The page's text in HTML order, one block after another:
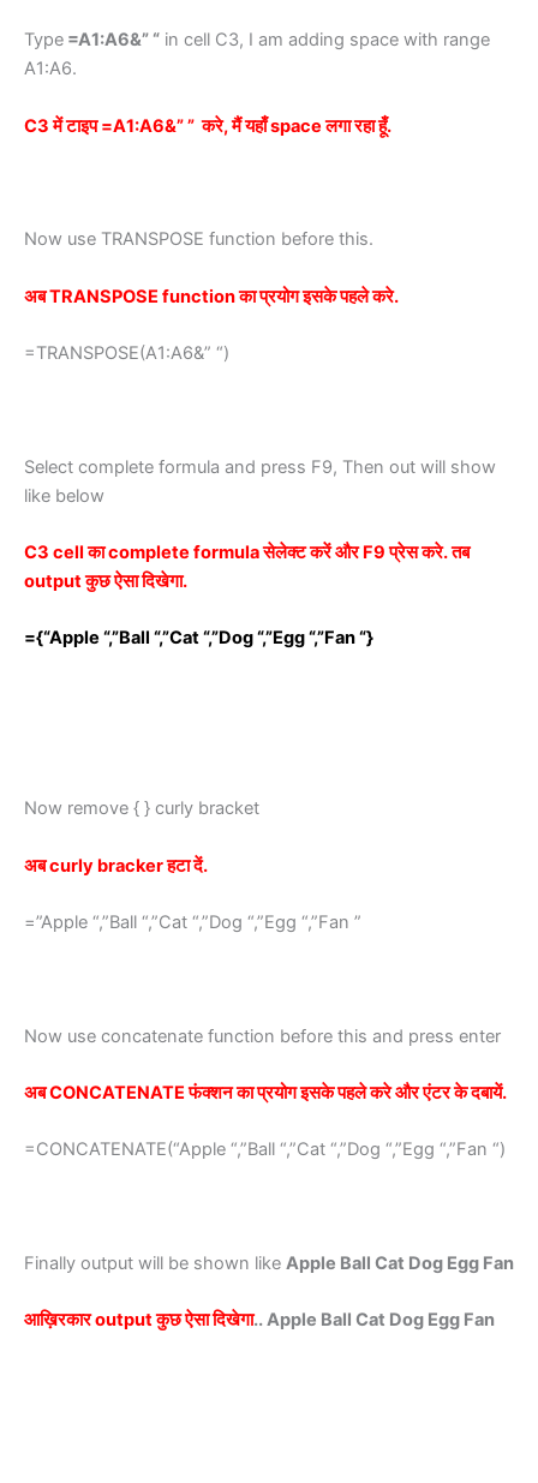
Type =A1:A6&” “ in cell C3, I am adding space with range
A1:A6.
C3 में टाइप =A1:A6&” ” करे, मैं यहाँ space लगा रहा हूँ.
Now use TRANSPOSE function before this.
अब TRANSPOSE function का प्रयोग इसके पहले करे.
=TRANSPOSE(A1:A6&” “)
Select complete formula and press F9, Then out will show
like below
C3 cell का complete formula सेलेक्ट करें और F9 प्रेस करे. तब
output कुछ ऐसा दिखेगा.
={“Apple “,”Ball “,”Cat “,”Dog “,”Egg “,”Fan “}
Now remove { } curly bracket
अब curly bracker हटा दें.
=”Apple “,”Ball “,”Cat “,”Dog “,”Egg “,”Fan ”
Now use concatenate function before this and press enter
अब CONCATENATE फंक्शन का प्रयोग इसके पहले करे और एंटर के दबायें.
=CONCATENATE(“Apple “,”Ball “,”Cat “,”Dog “,”Egg “,”Fan “)
Finally output will be shown like Apple Ball Cat Dog Egg Fan
आख़िरकारoutput कुछ ऐसा दिखेगा.. Apple Ball Cat Dog Egg Fan